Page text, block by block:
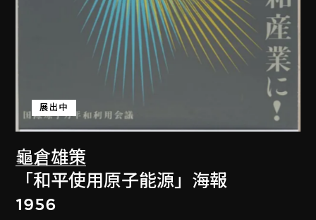
龜倉雄策
展出中
「和平使用原子能源」海報
1956